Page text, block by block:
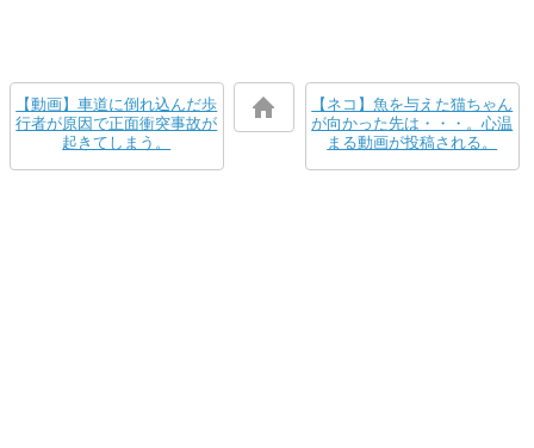
【動画】車道に倒れ込んだ歩
行者が原因で正面衝突事故が
起きてしまう。
【ネコ】魚を与えた猫ちゃん
が向かった先は・・・。心温
まる動画が投稿される。